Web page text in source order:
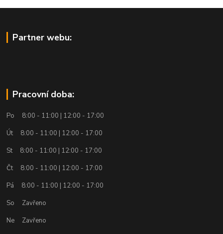
Partner webu:
Pracovní doba:
Po 8:00 - 11:00 | 12:00 - 17:00
Út 8:00 - 11:00 | 12:00 - 17:00
St 8:00 - 11:00 | 12:00 - 17:00
Čt 8:00 - 11:00 | 12:00 - 17:00
Pá 8:00 - 11:00 | 12:00 - 17:00
So Zavřeno
Ne Zavřeno